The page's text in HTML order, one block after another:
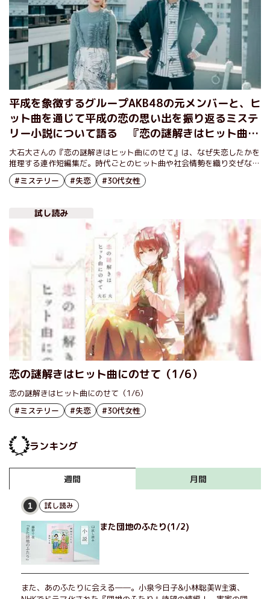
平成を象徴するグループAKB48の元メンバーと、ヒ
ット曲を通じて平成の恋の思い出を振り返るミステ
リー小説について語る 『恋の謎解きはヒット曲に
のせて』北原里英×大石大（前編）
大石大さんの『恋の謎解きはヒット曲にのせて』は、なぜ失恋したかを
推理する連作短編集だ。時代ごとのヒット曲や社会情勢を織り交ぜなが
ら、物語は展開されていくが、そのなかにAKB48の大ヒット曲『フライ
ングゲット』も入っている。今回は選抜メンバーとして同曲を歌った元
優・北原里英さんをお招きして大石さんと対談していただいた。
#ミステリー #失恋 #30代女性
試し読み
恋の謎解きはヒット曲にのせて（1/6）
恋の謎解きはヒット曲にのせて（1/6）
#ミステリー
#失恋 #30代女性
ランキング
週間 月間
1 試し読み
また団地のふたり(1/2)
また、あのふたりに会える――。小泉今日子&小林聡美W主演、